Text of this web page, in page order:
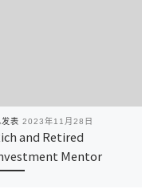
发表 2023年11月28日
and Retired
Mentor